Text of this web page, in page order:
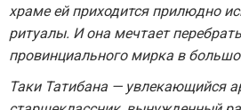
храме ей приходится прилюдно
ритуалы. И она мечтает
провинциального мирка в
Таки Татибана — увлекающийся